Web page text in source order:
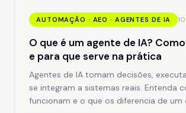
AUTOMAÇÃO · AEO · AGENTES DE IA
O que é um agente de IA?
e para que serve na prática
Agentes de IA tomam decisões,
se integram a sistemas reais. Entenda
funcionam e o que os diferencia de um